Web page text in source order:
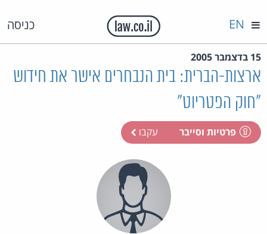
כניסה EN
15 בדצמבר 2005
ארצות-הברית: בית הנבחרים אישר את חידוש
"חוק הפטריוט"
פרטיות וסייבר עקבו